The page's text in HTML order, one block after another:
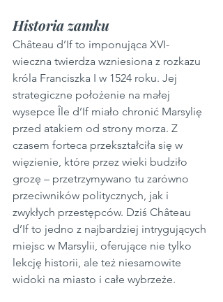
Historia zamku
Château d’If to imponująca XVI-
wieczna twierdza wzniesiona z rozkazu
króla Franciszka I w 1524 roku. Jej
strategiczne położenie na małej
wysepce Île d’If miało chronić Marsylię
przed atakiem od strony morza. Z
czasem forteca przekształciła się w
więzienie, które przez wieki budziło
grozę – przetrzymywano tu zarówno
przeciwników politycznych, jak i
zwykłych przestępców. Dziś Château
d’If to jedno z najbardziej intrygujących
miejsc w Marsylii, oferujące nie tylko
lekcję historii, ale też niesamowite
widoki na miasto i całe wybrzeże.